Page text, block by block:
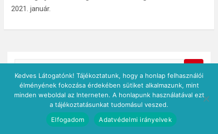
2021. január.
S
e
Legutóbbi bejegyzések
Kedves Látogatónk! Tájékoztatunk, hogy a honlap felhasználói
élményének fokozása érdekében sütiket alkalmazunk, mint
minden weboldal az Interneten. A honlapunk használatával ezt
a tájékoztatásunkat tudomásul veszed.
Elfogadom
Adatvédelmi irányelvek